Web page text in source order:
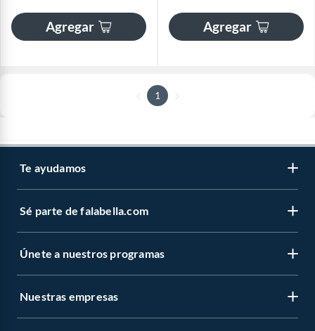
Agregar Agregar
1
Te ayudamos
Sé parte de falabella.com
Únete a nuestros programas
Nuestras empresas